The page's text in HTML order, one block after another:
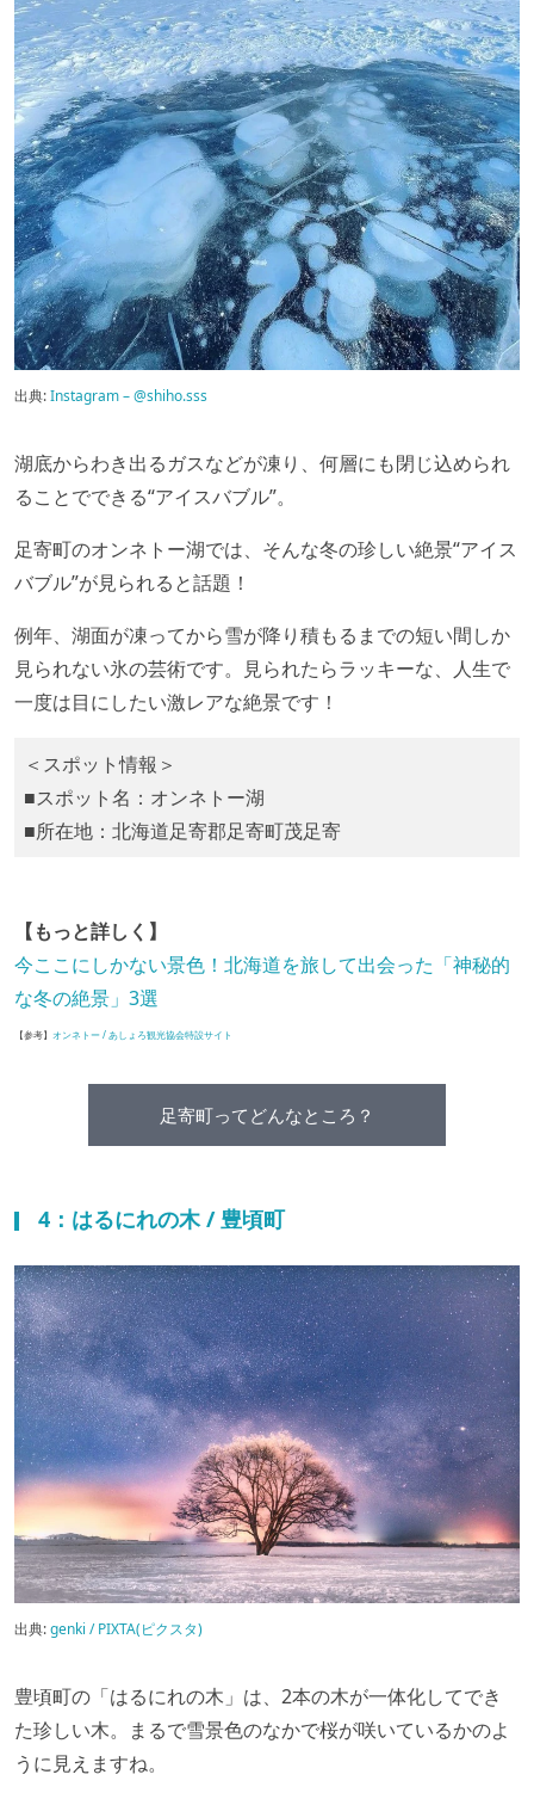
出典:Instagram – @shiho.sss
湖底からわき出るガスなどが凍り、何層にも閉じ込められ
ることでできる“アイスバブル”。
足寄町のオンネトー湖では、そんな冬の珍しい絶景“アイス
バブル”が見られると話題！
例年、湖面が凍ってから雪が降り積もるまでの短い間しか
見られない氷の芸術です。見られたらラッキーな、人生で
一度は目にしたい激レアな絶景です！
＜スポット情報＞
■スポット名：オンネトー湖
■所在地：北海道足寄郡足寄町茂足寄
【もっと詳しく】
今ここにしかない景色！北海道を旅して出会った「神秘的
な冬の絶景」3選
【参考】 オンネトー / あしょろ観光協会特設サイト
足寄町ってどんなところ？
4：はるにれの木 / 豊頃町
出典:genki / PIXTA(ピクスタ)
豊頃町の「はるにれの木」は、2本の木が一体化してでき
た珍しい木。まるで雪景色のなかで桜が咲いているかのよ
うに見えますね。